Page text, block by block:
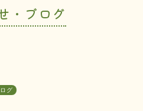
・ブログ
グ